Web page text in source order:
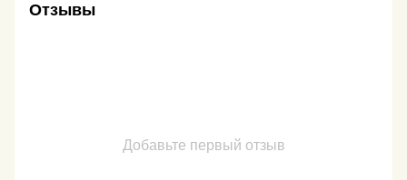
Отзывы
Добавьте первый отзыв